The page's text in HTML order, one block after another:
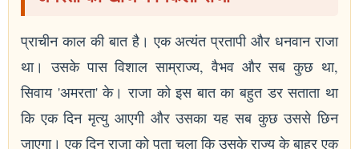
प्राचीन काल की बात है। एक अत्यंत प्रतापी और धनवान राजा
था। उसके पास विशाल साम्राज्य, वैभव और सब कुछ था,
सिवाय 'अमरता' के। राजा को इस बात का बहुत डर सताता था
कि एक दिन मृत्यु आएगी और उसका यह सब कुछ उससे छिन
जाएगा। एक दिन राजा को पता चला कि उसके राज्य के बाहर एक